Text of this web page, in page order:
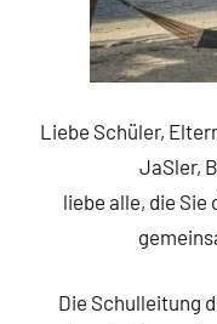
Liebe Schüler,
JaSler,
liebe alle, die Sie
Die Schulleitung